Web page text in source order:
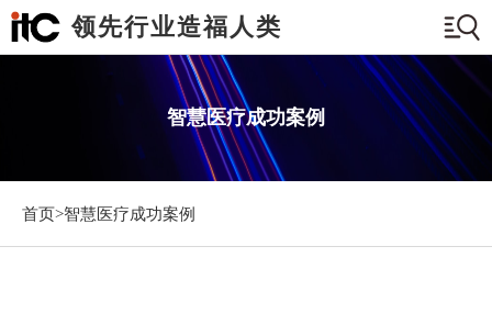
领先行业造福人类
智慧医疗成功案例
首页>智慧医疗成功案例